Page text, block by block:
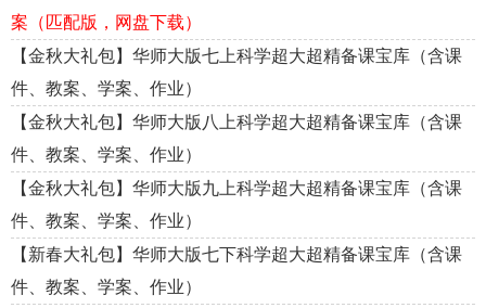
案（匹配版，网盘下载）
【金秋大礼包】华师大版七上科学超大超精备课宝库（含课
件、教案、学案、作业）
【金秋大礼包】华师大版八上科学超大超精备课宝库（含课
件、教案、学案、作业）
【金秋大礼包】华师大版九上科学超大超精备课宝库（含课
件、教案、学案、作业）
【新春大礼包】华师大版七下科学超大超精备课宝库（含课
件、教案、学案、作业）